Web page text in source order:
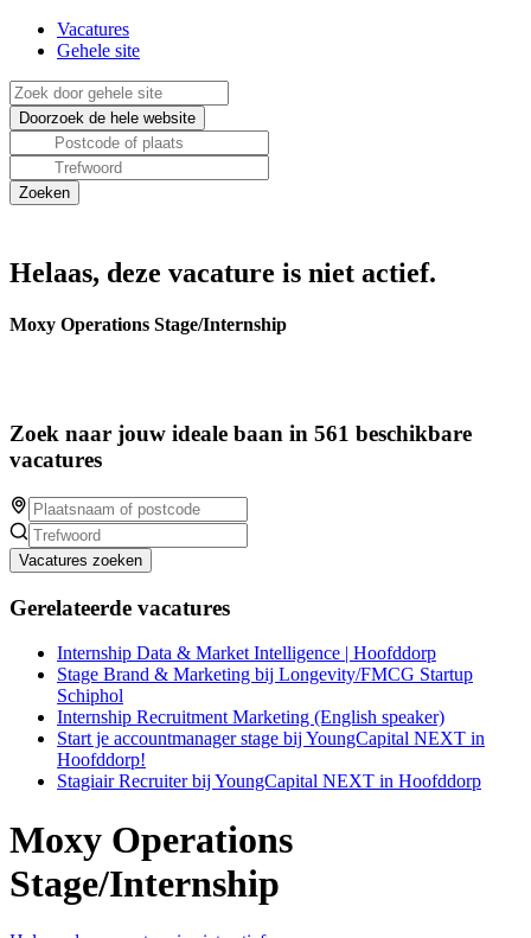
Vacatures
Gehele site
Helaas, deze vacature is niet actief.
Moxy Operations Stage/Internship
Zoek naar jouw ideale baan in 561 beschikbare
vacatures
Vacatures zoeken
Gerelateerde vacatures
Internship Data & Market Intelligence | Hoofddorp
Stage Brand & Marketing bij Longevity/FMCG Startup
Schiphol
Internship Recruitment Marketing (English speaker)
Start je accountmanager stage bij YoungCapital NEXT in
Hoofddorp!
Stagiair Recruiter bij YoungCapital NEXT in Hoofddorp
Moxy Operations
Stage/Internship